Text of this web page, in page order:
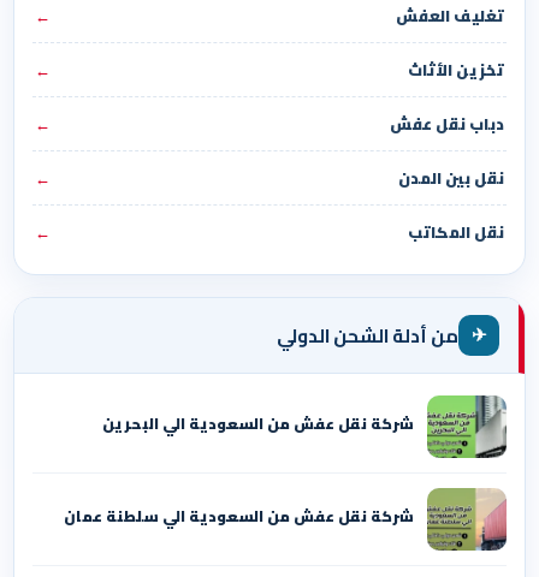
تغليف العفش
←
تخزين الأثاث
←
دباب نقل عفش
←
نقل بين المدن
←
نقل المكاتب
←
✈ من أدلة الشحن الدولي
شركة نقل عفش من السعودية الي البحرين
شركة نقل عفش من السعودية الي سلطنة عمان